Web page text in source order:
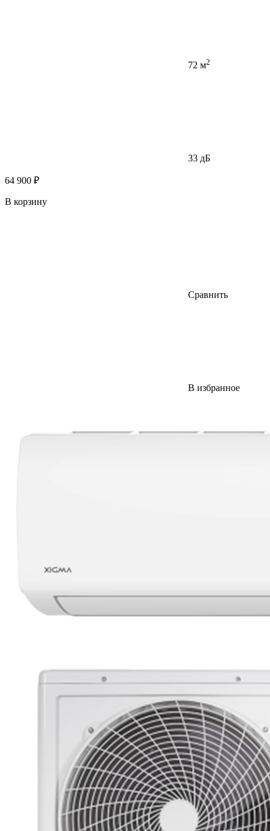
72 м2
33 дБ
64 900 ₽
В корзину
Сравнить
В избранное